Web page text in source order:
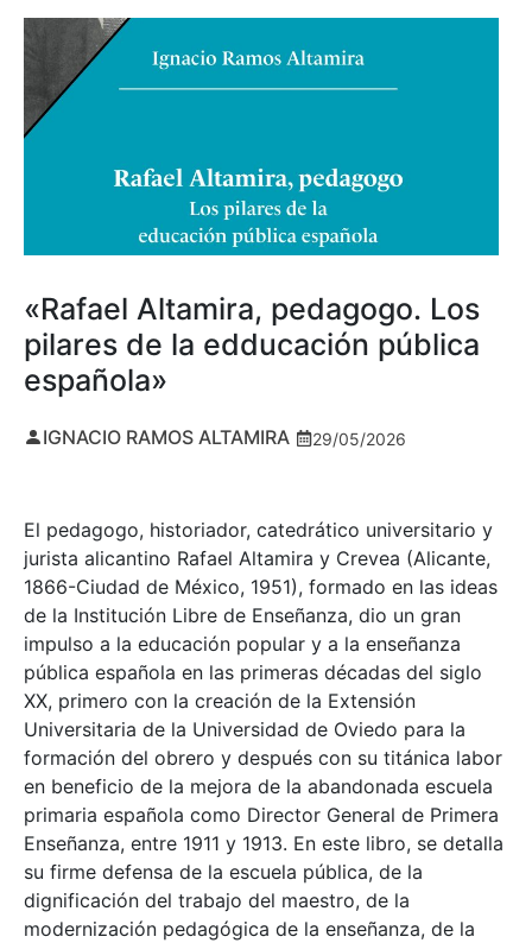
«Rafael Altamira, pedagogo. Los
pilares de la edducación pública
española»
IGNACIO RAMOS ALTAMIRA 29/05/2026
El pedagogo, historiador, catedrático universitario y
jurista alicantino Rafael Altamira y Crevea (Alicante,
1866-Ciudad de México, 1951), formado en las ideas
de la Institución Libre de Enseñanza, dio un gran
impulso a la educación popular y a la enseñanza
pública española en las primeras décadas del siglo
XX, primero con la creación de la Extensión
Universitaria de la Universidad de Oviedo para la
formación del obrero y después con su titánica labor
en beneficio de la mejora de la abandonada escuela
primaria española como Director General de Primera
Enseñanza, entre 1911 y 1913. En este libro, se detalla
su firme defensa de la escuela pública, de la
dignificación del trabajo del maestro, de la
modernización pedagógica de la enseñanza, de la